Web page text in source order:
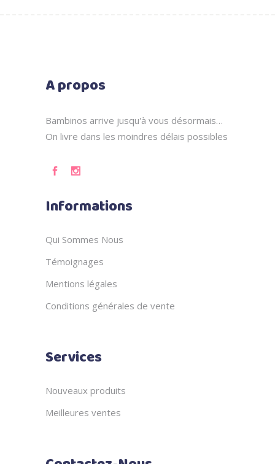
A propos
Bambinos arrive jusqu'à vous désormais…
On livre dans les moindres délais possibles
Informations
Qui Sommes Nous
Témoignages
Mentions légales
Conditions générales de vente
Services
Nouveaux produits
Meilleures ventes